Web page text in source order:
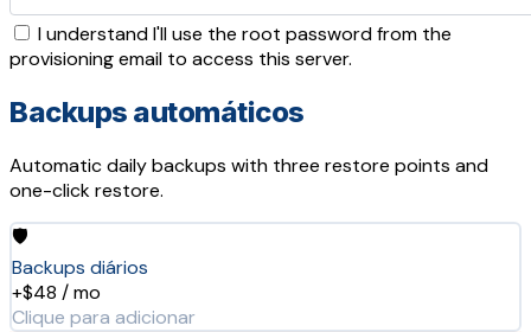
I understand I'll use the root password from the
provisioning email to access this server.
Backups automáticos
Automatic daily backups with three restore points and
one-click restore.
🛡️
Backups diários
+$48 / mo
Clique para adicionar